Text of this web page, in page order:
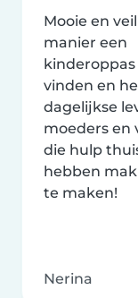
Mooie en
manier een
kinderoppas
vinden en
dagelijkse
moeders en
die hulp
hebben
te maken!
Nerina